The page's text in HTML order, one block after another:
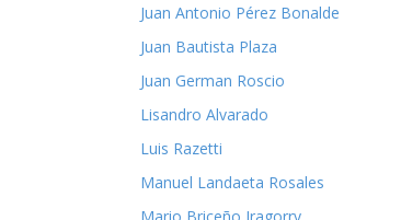
Juan Antonio Pérez Bonalde
Juan Bautista Plaza
Juan German Roscio
Lisandro Alvarado
Luis Razetti
Manuel Landaeta Rosales
Mario Briceño Iragorry